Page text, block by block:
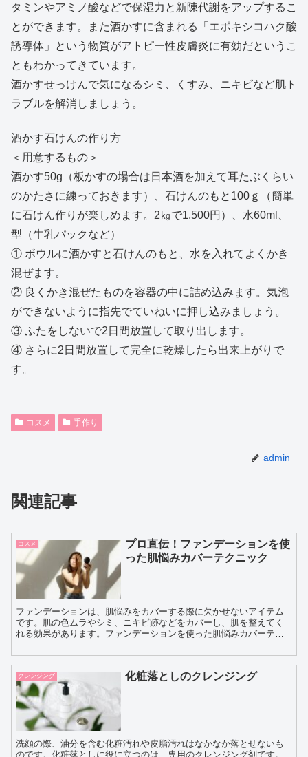
タミンやアミノ酸などで保湿力と新陳代謝をアップするこ
とができます。また酒かすに含まれる「エポキシコハク酸
誘導体」という物質がアトピー性皮膚炎に有効だというこ
ともわかってきています。
酒かすせっけんで気になるシミ、くすみ、ニキビなど肌ト
ラブルを解消しましょう。
酒かす石けんの作り方
＜用意するもの＞
酒かす50g（板かすの場合は日本酒を加えて耳たぶくらい
のかたさに練っておきます）、石けんのもと100ｇ（簡単
に石けん作りが楽しめます。2㎏で1,500円）、水60ml、
型（牛乳パックなど）
① ボウルに酒かすと石けんのもと、水を入れてよくかき
混ぜます。
② 良くかき混ぜたものを容器の中に詰め込みます。気泡
ができないように指先でていねいに押し込みましょう。
③ ふたをしないで2日間放置して取り出します。
④ さらに2日間放置して完全に乾燥したら出来上がりで
す。
コスメ 手作り
admin
関連記事
コスメ
プロ直伝！ファンデーションを使
った肌悩みカバーテクニック
ファンデーションは、肌悩みをカバーする際に欠かせないアイテム
です。肌の色ムラやシミ、ニキビ跡などをカバーし、肌を整えてく
れる効果があります。ファンデーションを使った肌悩みカバーテク
こ...
クレンジング 化粧落としのクレンジング
洗顔の際、油分を含む化粧汚れや皮脂汚れはなかなか落とせないも
のです。化粧落としに役に立つのは、専用のクレンジング剤です。